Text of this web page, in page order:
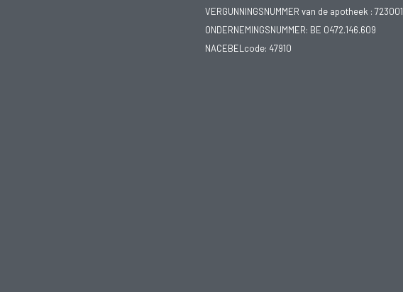
VERGUNNINGSNUMMER van de apotheek : 723001
ONDERNEMINGSNUMMER: BE 0472.146.609
NACEBELcode: 47910